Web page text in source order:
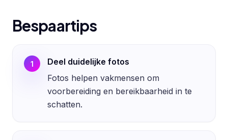
Bespaartips
1
Deel duidelijke fotos
Fotos helpen vakmensen om
voorbereiding en bereikbaarheid in te
schatten.